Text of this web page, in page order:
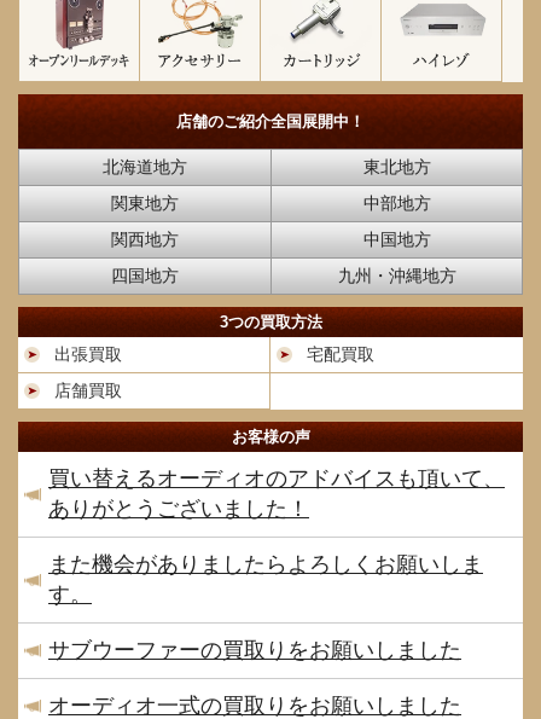
店舗のご紹介全国展開中！
北海道地方
東北地方
関東地方
中部地方
関西地方
中国地方
四国地方
九州・沖縄地方
3つの買取方法
出張買取
宅配買取
店舗買取
お客様の声
買い替えるオーディオのアドバイスも頂いて、
ありがとうございました！
また機会がありましたらよろしくお願いしま
す。
サブウーファーの買取りをお願いしました
オーディオ一式の買取りをお願いしました